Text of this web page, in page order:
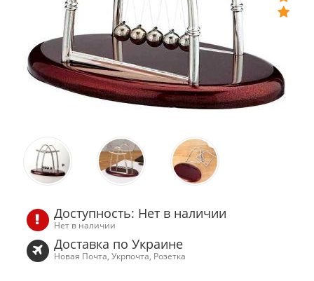
Доступность: Нет в наличии
Нет в наличии
Доставка по Украине
Новая Почта, Укрпочта, Розетка